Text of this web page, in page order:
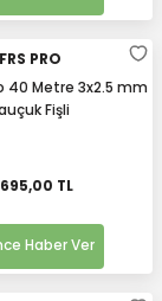
FRS PRO
40 Metre 3x2.5 mm
Fişli
TL
Haber Ver